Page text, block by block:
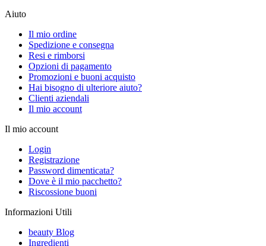
Aiuto
Il mio ordine
Spedizione e consegna
Resi e rimborsi
Opzioni di pagamento
Promozioni e buoni acquisto
Hai bisogno di ulteriore aiuto?
Clienti aziendali
Il mio account
Il mio account
Login
Registrazione
Password dimenticata?
Dove è il mio pacchetto?
Riscossione buoni
Informazioni Utili
beauty Blog
Ingredienti